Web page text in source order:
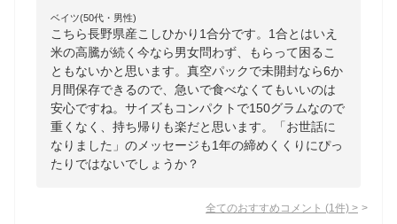
ベイツ(50代・男性)
こちら長野県産こしひかり1合分です。1合とはいえ
米の高騰が続く今なら男女問わず、もらって困るこ
ともないかと思います。真空パックで未開封なら6か
月間保存できるので、急いで食べなくてもいいのは
安心ですね。サイズもコンパクトで150グラムなので
重くなく、持ち帰りも楽だと思います。「お世話に
なりました」のメッセージも1年の締めくくりにぴっ
たりではないでしょうか？
全てのおすすめコメント (1 件) >